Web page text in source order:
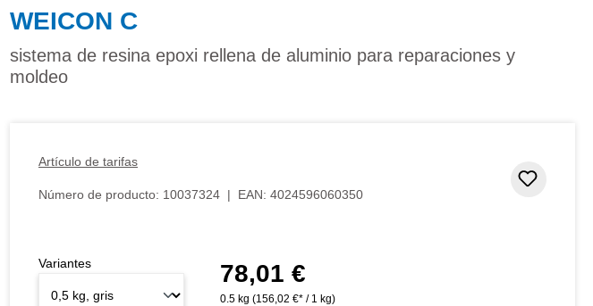
WEICON C
sistema de resina epoxi rellena de aluminio para reparaciones y
moldeo
Artículo de tarifas
Número de producto: 10037324 | EAN: 4024596060350
Precio normal:
78,01 €
0.5 kg (156,02 €* / 1 kg)
Variantes